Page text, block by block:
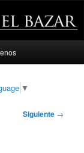
▼
Siguiente →